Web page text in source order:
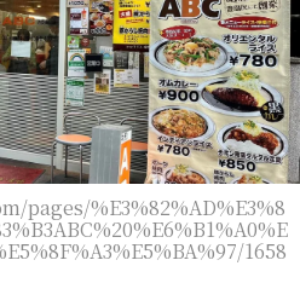
pages/%E3%82%AD%E3%8
1658